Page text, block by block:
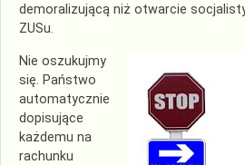
demoralizującą niż otwarcie
ZUSu.
Nie oszukujmy
się. Państwo
automatycznie
dopisujące
każdemu na
rachunku